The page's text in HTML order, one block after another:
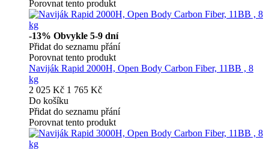
Porovnat tento produkt
-13% Obvykle 5-9 dní
Přidat do seznamu přání
Porovnat tento produkt
Naviják Rapid 2000H, Open Body Carbon Fiber, 11BB , 8
kg
2 025 Kč 1 765 Kč
Do košíku
Přidat do seznamu přání
Porovnat tento produkt